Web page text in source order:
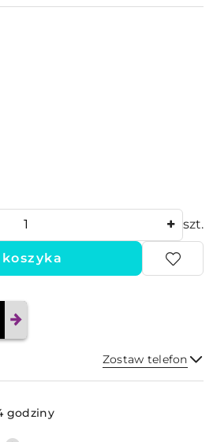
szt.
koszyka
Zostaw telefon
godziny